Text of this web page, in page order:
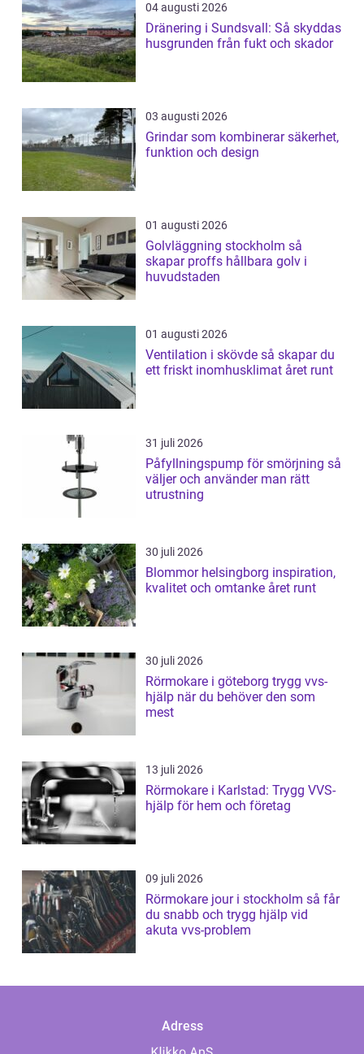
04 augusti 2026
Dränering i Sundsvall: Så skyddas
husgrunden från fukt och skador
03 augusti 2026
Grindar som kombinerar säkerhet,
funktion och design
01 augusti 2026
Golvläggning stockholm så
skapar proffs hållbara golv i
huvudstaden
01 augusti 2026
Ventilation i skövde så skapar du
ett friskt inomhusklimat året runt
31 juli 2026
Påfyllningspump för smörjning så
väljer och använder man rätt
utrustning
30 juli 2026
Blommor helsingborg inspiration,
kvalitet och omtanke året runt
30 juli 2026
Rörmokare i göteborg trygg vvs-
hjälp när du behöver den som
mest
13 juli 2026
Rörmokare i Karlstad: Trygg VVS-
hjälp för hem och företag
09 juli 2026
Rörmokare jour i stockholm så får
du snabb och trygg hjälp vid
akuta vvs-problem
Adress